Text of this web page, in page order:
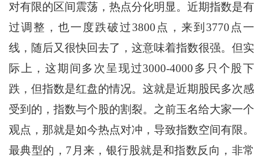
对有限的区间震荡，热点分化明显。近期指数是有
过调整，也一度跌破过3800点，来到3770点一
线，随后又很快回去了，这意味着指数很强。但实
际上，这期间多次呈现过3000-4000多只个股下
跌，但指数是红盘的情况。这就是近期股民多次感
受到的，指数与个股的割裂。之前玉名给大家一个
观点，那就是如今热点对冲，导致指数空间有限。
最典型的，7月来，银行股就是和指数反向，非常